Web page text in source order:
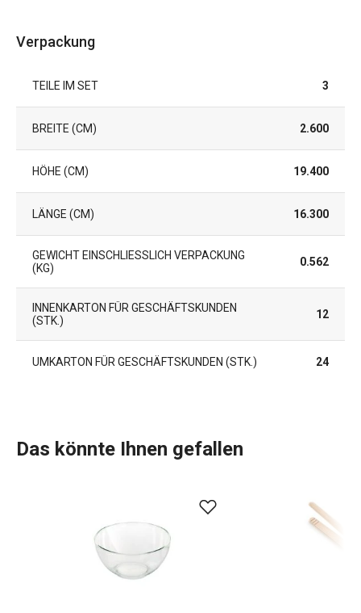
Verpackung
TEILE IM SET 3
BREITE (CM) 2.600
HÖHE (CM) 19.400
LÄNGE (CM) 16.300
GEWICHT EINSCHLIESSLICH VERPACKUNG (
KG)
0.562
INNENKARTON FÜR GESCHÄFTSKUNDEN
(STK.)
12
UMKARTON FÜR GESCHÄFTSKUNDEN (STK.) 24
Das könnte Ihnen gefallen